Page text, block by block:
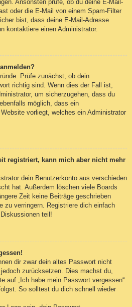
Ansonsten prüfe, ob du deine E-Mail-
oder die E-Mail von einem Spam-Filter
bist, dass deine E-Mail-Adresse
kontaktiere einen Administrator.
Prüfe zunächst, ob dein
richtig sind. Wenn dies der Fall ist,
um sicherzugehen, dass du
möglich, dass ein
vorliegt, welches ein Administrator
registriert, kann mich aber nicht mehr
dein Benutzerkonto aus verschieden
hat. Außerdem löschen viele Boards
Zeit keine Beiträge geschrieben
zu verringern. Registriere dich einfach
teil!
dir zwar dein altes Passwort nicht
zurücksetzen. Dies machst du,
auf „Ich habe mein Passwort vergessen“
So solltest du dich schnell wieder